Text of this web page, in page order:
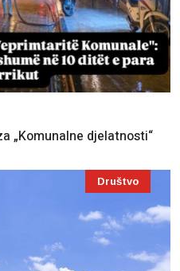
„Komunalne djelatnosti“
Društvo